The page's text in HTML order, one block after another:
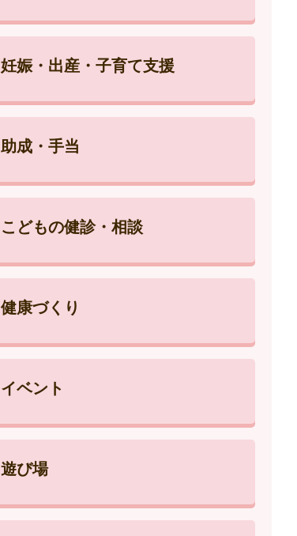
妊娠・出産・子育て支援
助成・手当
こどもの健診・相談
健康づくり
イベント
遊び場